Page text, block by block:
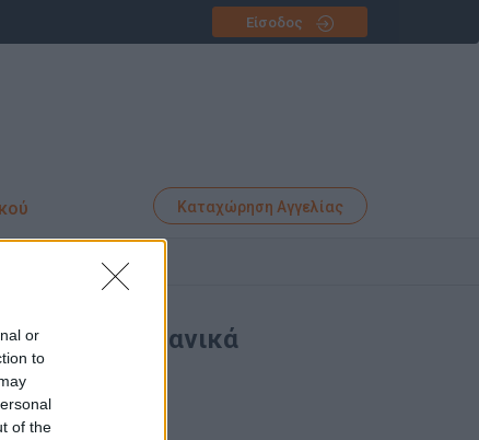
or
to
of the
Είσοδος
Καταχώρηση Αγγελίας
| Γερμανικά